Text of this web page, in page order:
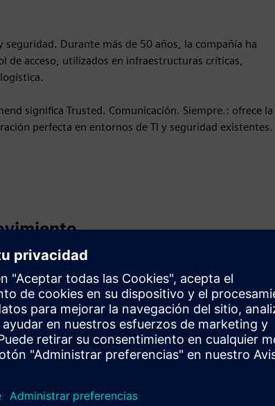
Durante más de 50 años, la compañía ha
de acceso, utilizados en infraestructuras críticas,
significa Trusted. Comunicación. Siempre.: ofrece la
perfecta en entornos de TI y seguridad existentes.
o se basa en un producto o solución Siemens
mediante la creación de un nuevo producto, o
una nueva solución para el cliente mediante la
del producto Siemens Xcelerator y el
propio